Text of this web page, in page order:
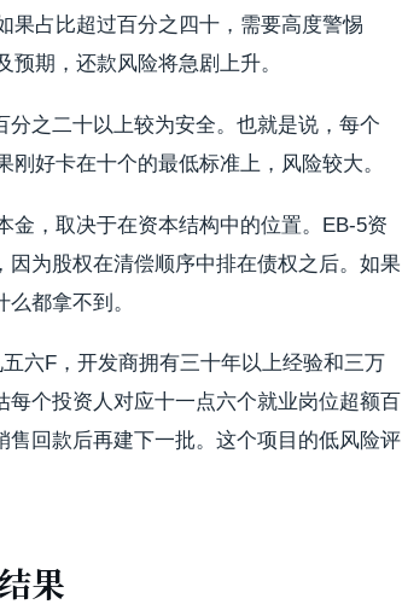
果占比超过百分之四十，需要高度警惕
期，还款风险将急剧上升。
之二十以上较为安全。也就是说，每个
好卡在十个的最低标准上，风险较大。
金，取决于在资本结构中的位置。EB-5资
为股权在清偿顺序中排在债权之后。如果
都拿不到。
六F，开发商拥有三十年以上经验和三万
个投资人对应十一点六个就业岗位超额百
回款后再建下一批。这个项目的低风险评
果